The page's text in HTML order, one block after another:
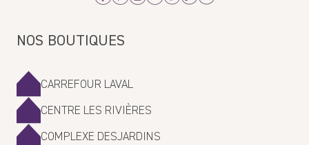
Avis écrit sur Shop App
La Maison Lavandea répondu :
Merci infiniment pour votre gentil commentaire! x
NOS BOUTIQUES
CARREFOUR LAVAL
CENTRE LES RIVIÈRES
COMPLEXE DESJARDINS